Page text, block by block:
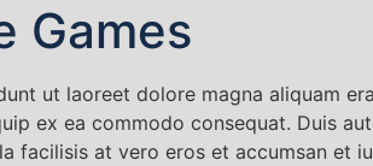
Games
ut laoreet dolore magna aliquam
ex ea commodo consequat. Duis
facilisis at vero eros et accumsan et